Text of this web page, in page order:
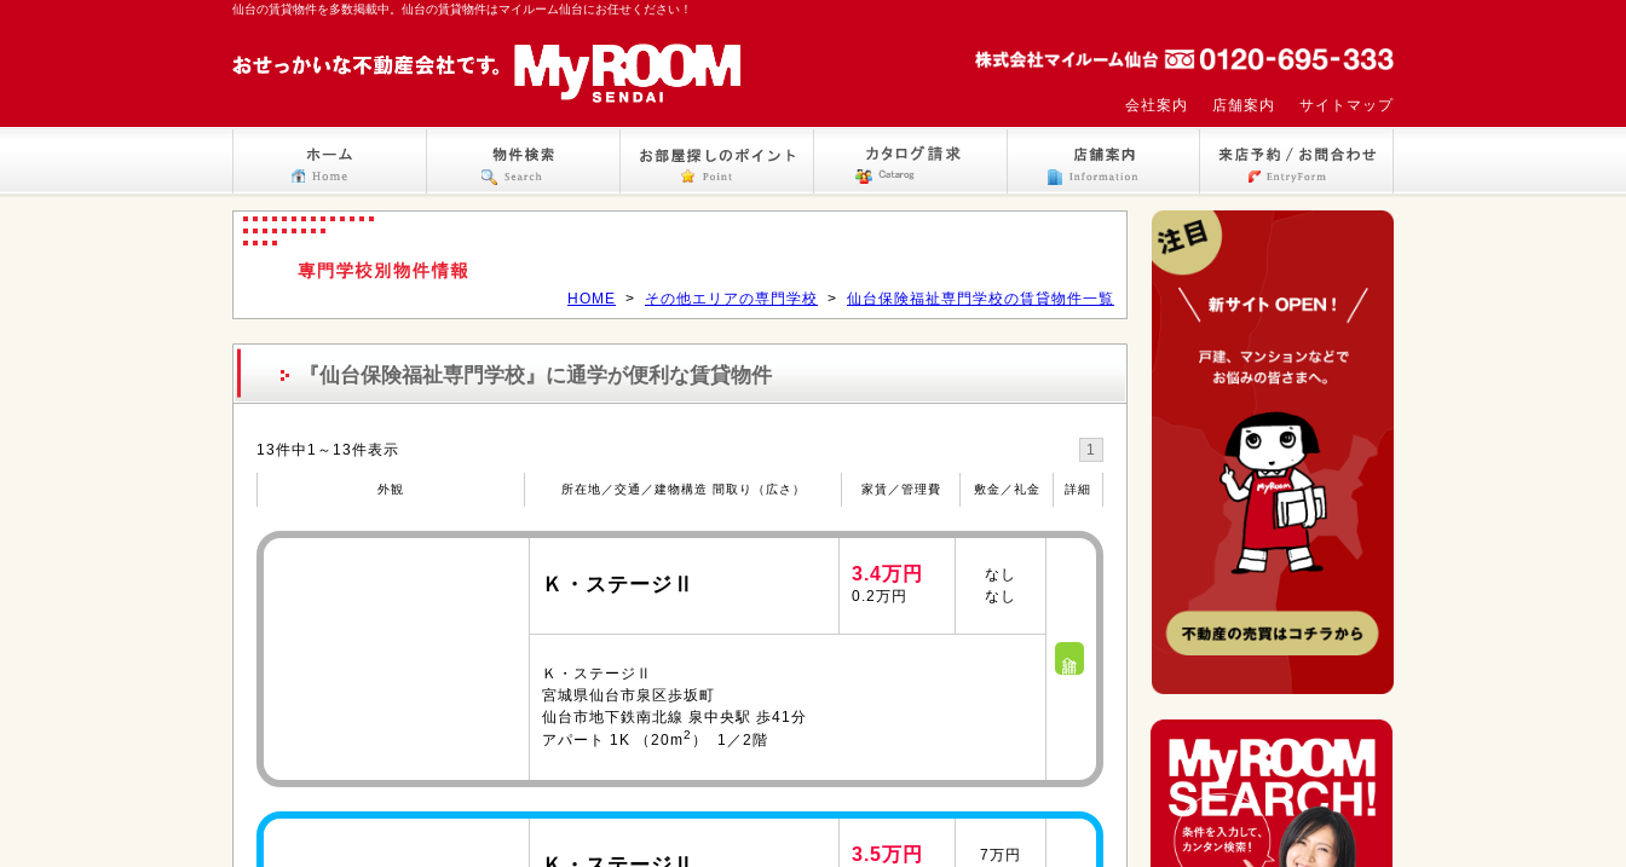
仙台の賃貸物件を多数掲載中。仙台の賃貸物件はマイルーム仙台にお任せください！
会社案内 店舗案内 サイトマップ
HOME > その他エリアの専門学校 > 仙台保険福祉専門学校の賃貸物件一覧
『仙台保険福祉専門学校』 に通学が便利な賃貸物件
13件中1～13件表示 1
外観 所在地／交通／建物構造 間取り（広さ） 家賃／管理費 敷金／礼金 詳細
Ｋ・ステージⅡ 3.4万円
0.2万円
なし
なし
詳細へ
Ｋ・ステージⅡ
宮城県仙台市泉区歩坂町
仙台市地下鉄南北線 泉中央駅 歩41分
アパート 1K （20m2 ） 1／2階
3.5万円
7万円